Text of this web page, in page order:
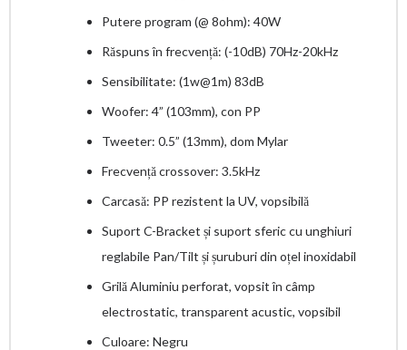
Putere program (@ 8ohm): 40W
Răspuns în frecvență: (-10dB) 70Hz-20kHz
Sensibilitate: (1w@1m) 83dB
Woofer: 4” (103mm), con PP
Tweeter: 0.5” (13mm), dom Mylar
Frecvență crossover: 3.5kHz
Carcasă: PP rezistent la UV, vopsibilă
Suport C-Bracket și suport sferic cu unghiuri
reglabile Pan/Tilt și șuruburi din oțel inoxidabil
Grilă Aluminiu perforat, vopsit în câmp
electrostatic, transparent acustic, vopsibil
Culoare: Negru